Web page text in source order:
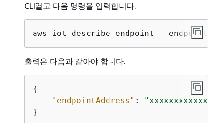
CLI열고 다음 명령을 입력합니다.
aws iot describe-endpoint --endpoint-
출력은 다음과 같아야 합니다.
{
"endpointAddress" :
}